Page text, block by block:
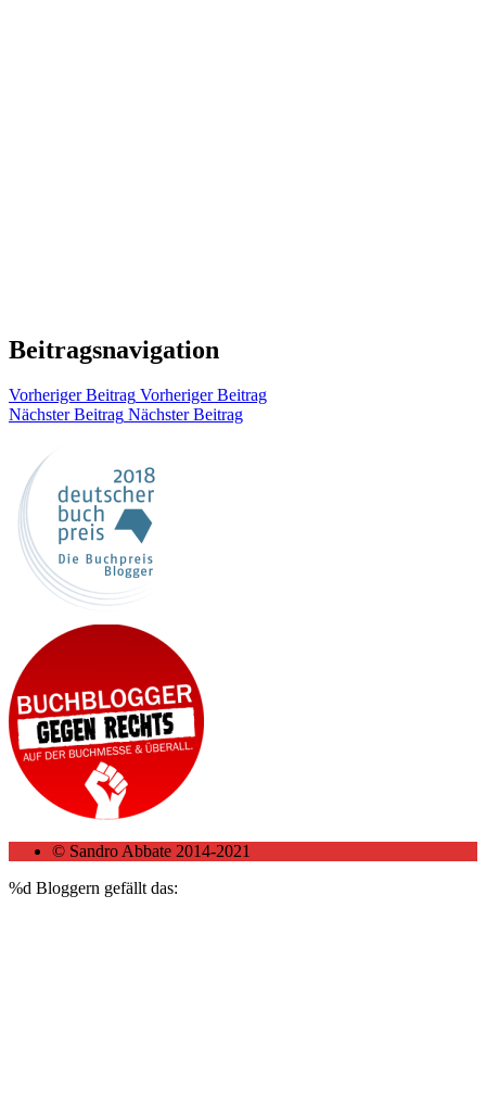
Beitragsnavigation
Vorheriger Beitrag Vorheriger Beitrag
Nächster Beitrag Nächster Beitrag
© Sandro Abbate 2014-2021
%d Bloggern gefällt das: